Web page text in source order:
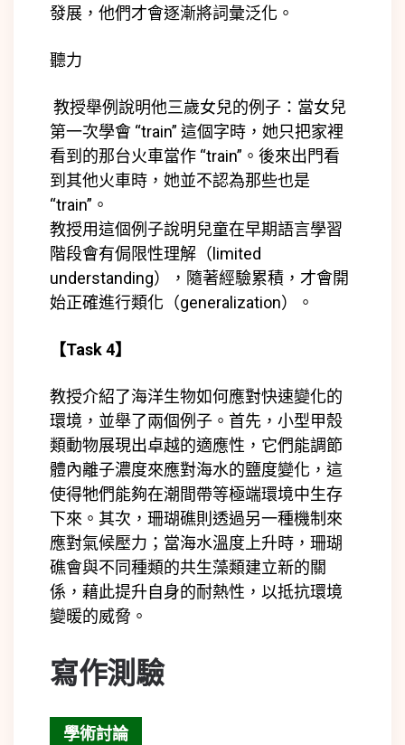
發展，他們才會逐漸將詞彙泛化。
聽力
教授舉例說明他三歲女兒的例子：當女兒
第一次學會 “train” 這個字時，她只把家裡
看到的那台火車當作 “train”。後來出門看
到其他火車時，她並不認為那些也是
“train”。
教授用這個例子說明兒童在早期語言學習
階段會有侷限性理解（limited
understanding）
， 隨著經驗累積，才會開
始正確進行類化（generalization） 。
【Task 4】
教授介紹了海洋生物如何應對快速變化的
環境，並舉了兩個例子。首先，小型甲殼
類動物展現出卓越的適應性，它們能調節
體內離子濃度來應對海水的鹽度變化，這
使得牠們能夠在潮間帶等極端環境中生存
下來。其次，珊瑚礁則透過另一種機制來
應對氣候壓力；當海水溫度上升時，珊瑚
礁會與不同種類的共生藻類建立新的關
係，藉此提升自身的耐熱性，以抵抗環境
變暖的威脅。
寫作測驗
學術討論